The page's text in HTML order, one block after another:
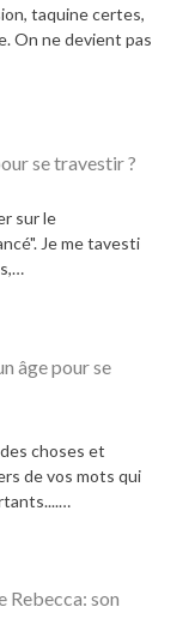
taquine certes,
On ne devient pas
se travestir ?
sur le
Je me tavesti
âge pour se
choses et
de vos mots qui
Rebecca: son